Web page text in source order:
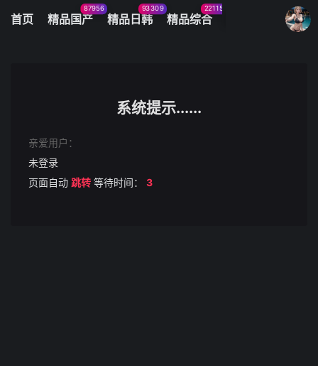
首页 精品国产
87956
精品日韩
93309
精品综合
22115
今日
清空
系统提示......
亲爱用户：
未登录
页面自动 跳转 等待时间： 3